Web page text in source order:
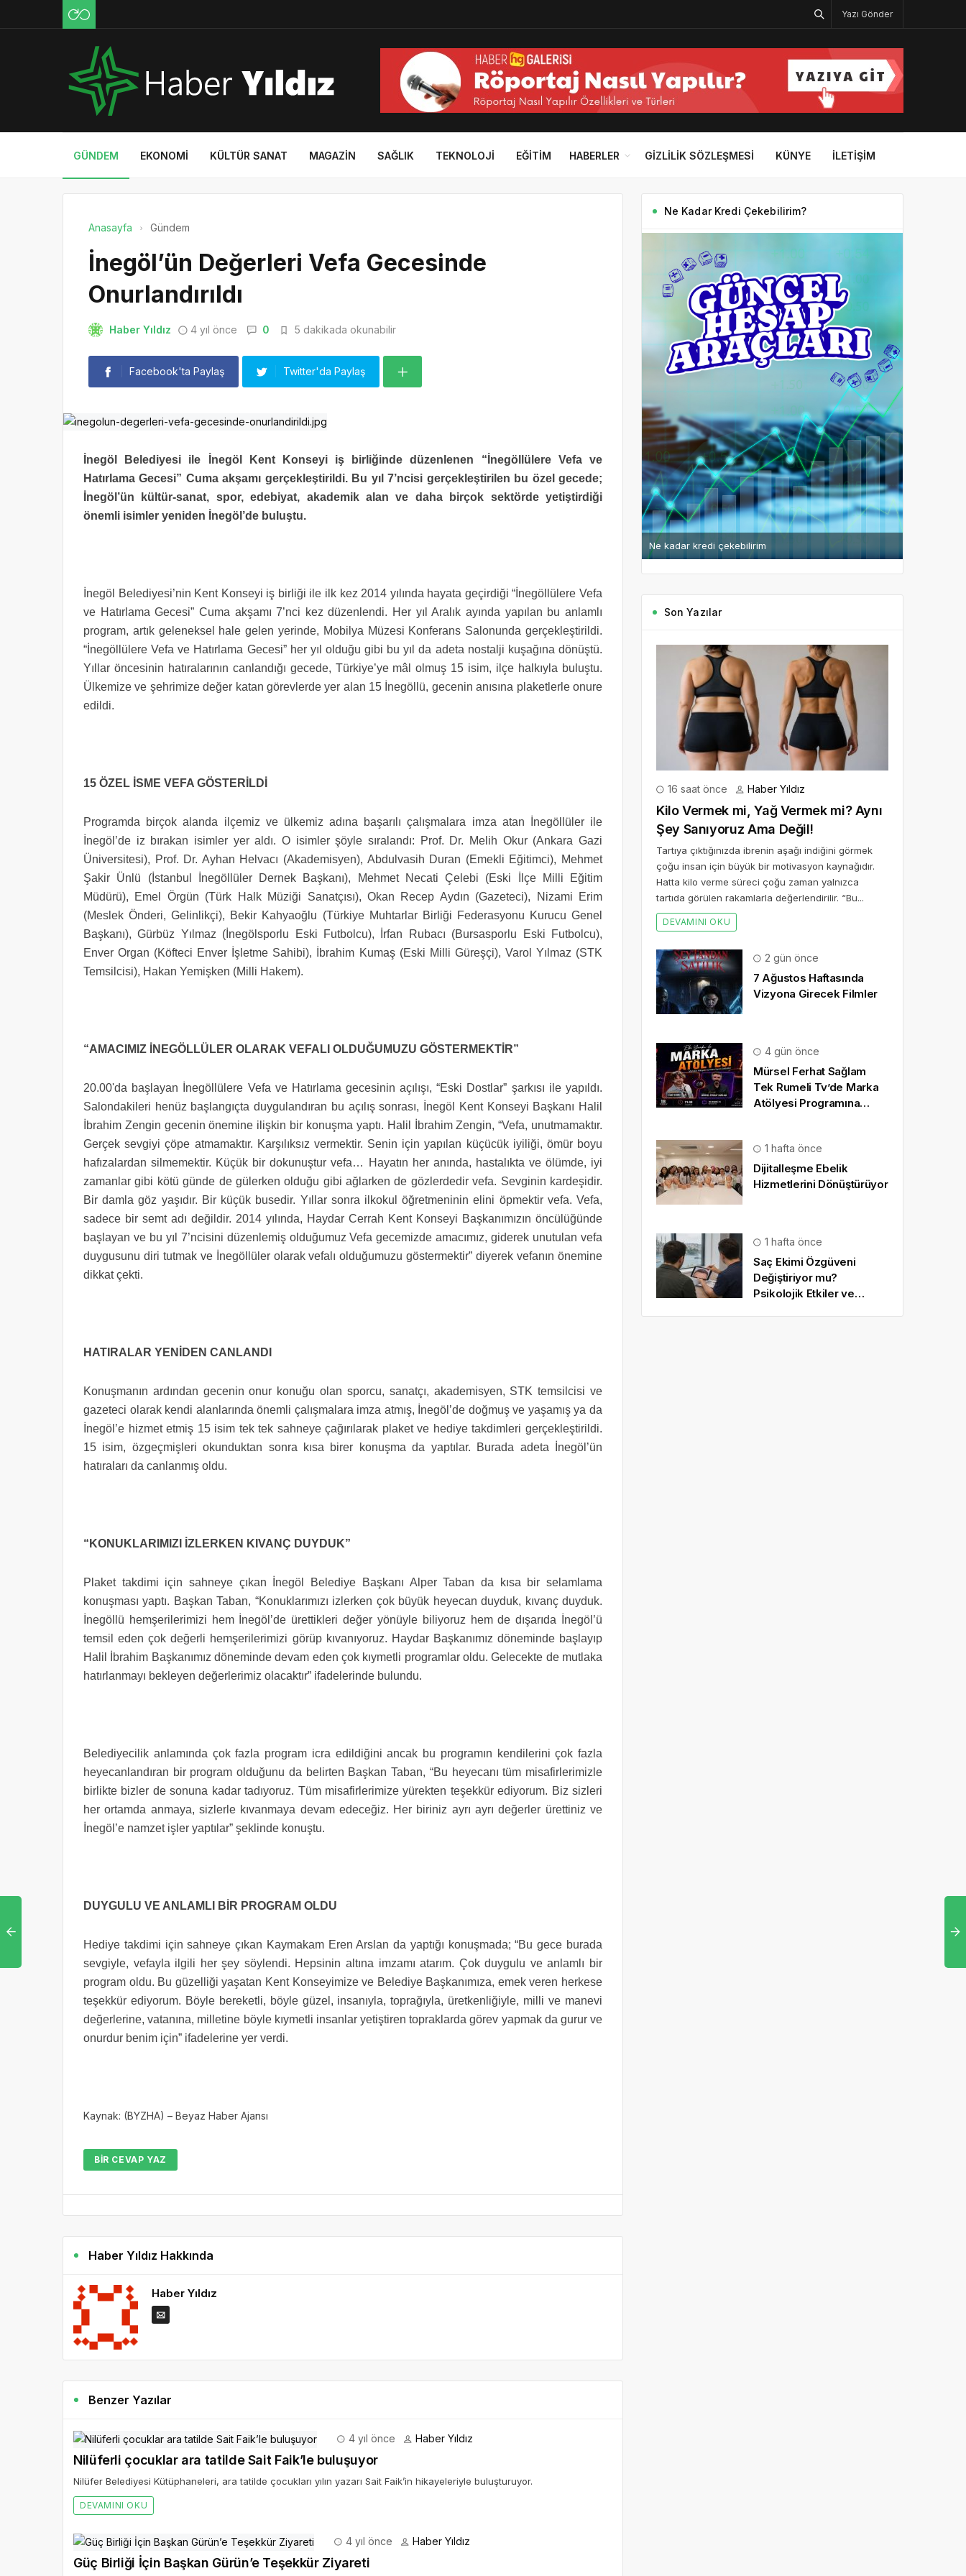
Yazı Gönder
GÜNDEM EKONOMI KÜLTÜR SANAT MAGAZIN SAĞLIK TEKNOLOJI EĞITIM HABERLER GIZLILIK SÖZLEŞMESI KÜNYE İLETIŞIM
Anasayfa Gündem
İnegöl’ün Değerleri Vefa Gecesinde
Onurlandırıldı
Haber Yıldız 4 yıl önce 0 5 dakikada okunabilir
Facebook'ta Paylaş Twitter'da Paylaş
İnegöl Belediyesi ile İnegöl Kent Konseyi iş birliğinde düzenlenen “İnegöllülere Vefa ve
Hatırlama Gecesi” Cuma akşamı gerçekleştirildi. Bu yıl 7’ncisi gerçekleştirilen bu özel gecede;
İnegöl’ün kültür-sanat, spor, edebiyat, akademik alan ve daha birçok sektörde yetiştirdiği
önemli isimler yeniden İnegöl’de buluştu.
İnegöl Belediyesi’nin Kent Konseyi iş birliği ile ilk kez 2014 yılında hayata geçirdiği “İnegöllülere Vefa
ve Hatırlama Gecesi” Cuma akşamı 7’nci kez düzenlendi. Her yıl Aralık ayında yapılan bu anlamlı
program, artık geleneksel hale gelen yerinde, Mobilya Müzesi Konferans Salonunda gerçekleştirildi.
“İnegöllülere Vefa ve Hatırlama Gecesi” her yıl olduğu gibi bu yıl da adeta nostalji kuşağına dönüştü.
Yıllar öncesinin hatıralarının canlandığı gecede, Türkiye’ye mâl olmuş 15 isim, ilçe halkıyla buluştu.
Ülkemize ve şehrimize değer katan görevlerde yer alan 15 İnegöllü, gecenin anısına plaketlerle onure
edildi.
15 ÖZEL İSME VEFA GÖSTERİLDİ
Programda birçok alanda ilçemiz ve ülkemiz adına başarılı çalışmalara imza atan İnegöllüler ile
İnegöl’de iz bırakan isimler yer aldı. O isimler şöyle sıralandı: Prof. Dr. Melih Okur (Ankara Gazi
Üniversitesi), Prof. Dr. Ayhan Helvacı (Akademisyen), Abdulvasih Duran (Emekli Eğitimci), Mehmet
Şakir Ünlü (İstanbul İnegöllüler Dernek Başkanı), Mehmet Necati Çelebi (Eski İlçe Milli Eğitim
Müdürü), Emel Örgün (Türk Halk Müziği Sanatçısı), Okan Recep Aydın (Gazeteci), Nizami Erim
(Meslek Önderi, Gelinlikçi), Bekir Kahyaoğlu (Türkiye Muhtarlar Birliği Federasyonu Kurucu Genel
Başkanı), Gürbüz Yılmaz (İnegölsporlu Eski Futbolcu), İrfan Rubacı (Bursasporlu Eski Futbolcu),
Enver Organ (Köfteci Enver İşletme Sahibi), İbrahim Kumaş (Eski Milli Güreşçi), Varol Yılmaz (STK
Temsilcisi), Hakan Yemişken (Milli Hakem).
“AMACIMIZ İNEGÖLLÜLER OLARAK VEFALI OLDUĞUMUZU GÖSTERMEKTİR”
20.00'da başlayan İnegöllülere Vefa ve Hatırlama gecesinin açılışı, “Eski Dostlar” şarkısı ile yapıldı.
Salondakileri henüz başlangıçta duygulandıran bu açılış sonrası, İnegöl Kent Konseyi Başkanı Halil
İbrahim Zengin gecenin önemine ilişkin bir konuşma yaptı. Halil İbrahim Zengin, “Vefa, unutmamaktır.
Gerçek sevgiyi çöpe atmamaktır. Karşılıksız vermektir. Senin için yapılan küçücük iyiliği, ömür boyu
hafızalardan silmemektir. Küçük bir dokunuştur vefa… Hayatın her anında, hastalıkta ve ölümde, iyi
zamanlar gibi kötü günde de gülerken olduğu gibi ağlarken de gözlerdedir vefa. Sevginin kardeşidir.
Bir damla göz yaşıdır. Bir küçük busedir. Yıllar sonra ilkokul öğretmeninin elini öpmektir vefa. Vefa,
sadece bir semt adı değildir. 2014 yılında, Haydar Cerrah Kent Konseyi Başkanımızın öncülüğünde
başlayan ve bu yıl 7’ncisini düzenlemiş olduğumuz Vefa gecemizde amacımız, giderek unutulan vefa
duygusunu diri tutmak ve İnegöllüler olarak vefalı olduğumuzu göstermektir” diyerek vefanın önemine
dikkat çekti.
HATIRALAR YENİDEN CANLANDI
Konuşmanın ardından gecenin onur konuğu olan sporcu, sanatçı, akademisyen, STK temsilcisi ve
gazeteci olarak kendi alanlarında önemli çalışmalara imza atmış, İnegöl’de doğmuş ve yaşamış ya da
İnegöl’e hizmet etmiş 15 isim tek tek sahneye çağırılarak plaket ve hediye takdimleri gerçekleştirildi.
15 isim, özgeçmişleri okunduktan sonra kısa birer konuşma da yaptılar. Burada adeta İnegöl’ün
hatıraları da canlanmış oldu.
“KONUKLARIMIZI İZLERKEN KIVANÇ DUYDUK”
Plaket takdimi için sahneye çıkan İnegöl Belediye Başkanı Alper Taban da kısa bir selamlama
konuşması yaptı. Başkan Taban, “Konuklarımızı izlerken çok büyük heyecan duyduk, kıvanç duyduk.
İnegöllü hemşerilerimizi hem İnegöl’de ürettikleri değer yönüyle biliyoruz hem de dışarıda İnegöl’ü
temsil eden çok değerli hemşerilerimizi görüp kıvanıyoruz. Haydar Başkanımız döneminde başlayıp
Halil İbrahim Başkanımız döneminde devam eden çok kıymetli programlar oldu. Gelecekte de mutlaka
hatırlanmayı bekleyen değerlerimiz olacaktır” ifadelerinde bulundu.
Belediyecilik anlamında çok fazla program icra edildiğini ancak bu programın kendilerini çok fazla
heyecanlandıran bir program olduğunu da belirten Başkan Taban, “Bu heyecanı tüm misafirlerimizle
birlikte bizler de sonuna kadar tadıyoruz. Tüm misafirlerimize yürekten teşekkür ediyorum. Biz sizleri
her ortamda anmaya, sizlerle kıvanmaya devam edeceğiz. Her biriniz ayrı ayrı değerler ürettiniz ve
İnegöl’e namzet işler yaptılar” şeklinde konuştu.
DUYGULU VE ANLAMLI BİR PROGRAM OLDU
Hediye takdimi için sahneye çıkan Kaymakam Eren Arslan da yaptığı konuşmada; “Bu gece burada
sevgiyle, vefayla ilgili her şey söylendi. Hepsinin altına imzamı atarım. Çok duygulu ve anlamlı bir
program oldu. Bu güzelliği yaşatan Kent Konseyimize ve Belediye Başkanımıza, emek veren herkese
teşekkür ediyorum. Böyle bereketli, böyle güzel, insanıyla, toprağıyla, üretkenliğiyle, milli ve manevi
değerlerine, vatanına, milletine böyle kıymetli insanlar yetiştiren topraklarda görev yapmak da gurur ve
onurdur benim için” ifadelerine yer verdi.
Kaynak: (BYZHA) – Beyaz Haber Ajansı
BIR CEVAP YAZ
Haber Yıldız Hakkında
Haber Yıldız
Benzer Yazılar
4 yıl önce Haber Yıldız
Nilüferli çocuklar ara tatilde Sait Faik’le buluşuyor
Nilüfer Belediyesi Kütüphaneleri, ara tatilde çocukları yılın yazarı Sait Faik’in hikayeleriyle buluşturuyor.
DEVAMINI OKU
4 yıl önce Haber Yıldız
Güç Birliği İçin Başkan Gürün’e Teşekkür Ziyareti
Ne Kadar Kredi Çekebilirim?
Ne kadar kredi çekebilirim
Son Yazılar
16 saat önce Haber Yıldız
Kilo Vermek mi, Yağ Vermek mi? Aynı
Şey Sanıyoruz Ama Değil!
Tartıya çıktığınızda ibrenin aşağı indiğini görmek
çoğu insan için büyük bir motivasyon kaynağıdır.
Hatta kilo verme süreci çoğu zaman yalnızca
tartıda görülen rakamlarla değerlendirilir. “Bu...
DEVAMINI OKU
2 gün önce
7 Ağustos Haftasında
Vizyona Girecek Filmler
4 gün önce
Mürsel Ferhat Sağlam
Tek Rumeli Tv’de Marka
Atölyesi Programına
1 hafta önce
Dijitalleşme Ebelik
Hizmetlerini Dönüştürüyor
1 hafta önce
Saç Ekimi Özgüveni
Değiştiriyor mu?
Psikolojik Etkiler ve